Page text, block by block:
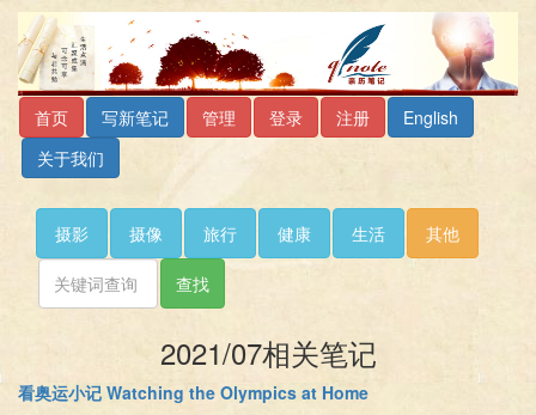
首页 写新笔记 管理 登录 注册
English
关于我们
摄影 摄像 旅行 健康 生活 其他
查找
2021/07相关笔记
看奥运小记 Watching the Olympics at Home